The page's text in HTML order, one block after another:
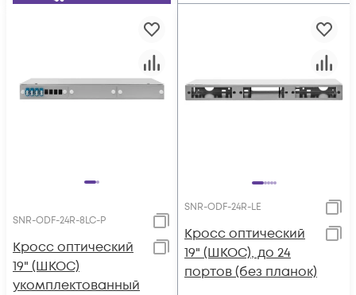
SNR-ODF-24R-8LC-P
Кросс оптический
19" (ШКОС)
укомплектованный
SNR-ODF-24R-LE
Кросс оптический
19" (ШКОС), до 24
портов (без планок)